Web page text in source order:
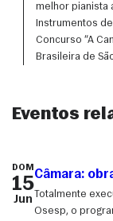
melhor pianista
Instrumentos
Concurso “A
Brasileira de
Eventos
DOM
15
Jun
Câmara:
Totalmente
Osesp, o